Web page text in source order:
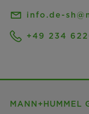
info.de-
+49 234
MANN+HUMMEL